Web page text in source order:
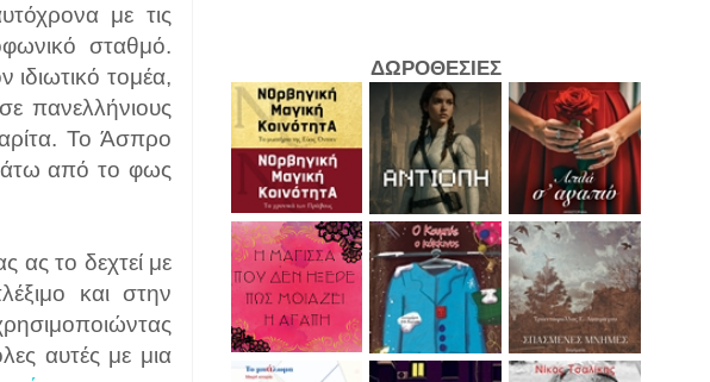
με τις
σταθμό.
ιδιωτικό τομέα,
πανελλήνιους
Το Άσπρο
από το φως
ας το δεχτεί με
και στην
αυτές με μια
ΔΩΡΟΘΕΣΙΕΣ